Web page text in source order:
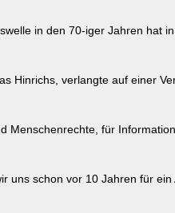
in den 70-iger Jahren hat
Hinrichs, verlangte auf einer
Menschenrechte, für
schon vor 10 Jahren für ein